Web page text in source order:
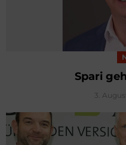
Spari
3.